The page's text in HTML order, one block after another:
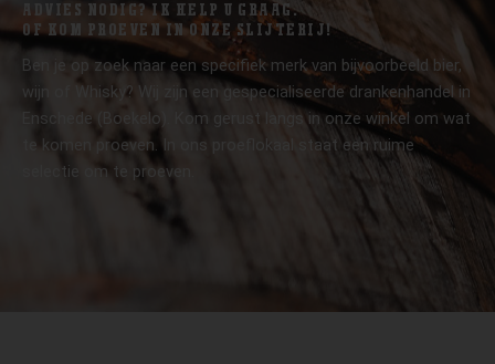
ADVIES NODIG? IK HELP U GRAAG.
OF KOM PROEVEN IN ONZE SLIJTERIJ!
Ben je op zoek naar een specifiek merk van bijvoorbeeld bier,
wijn of Whisky? Wij zijn een gespecialiseerde drankenhandel in
Enschede (Boekelo). Kom gerust langs in onze winkel om wat
te komen proeven. In ons proeflokaal staat een ruime
selectie om te proeven.